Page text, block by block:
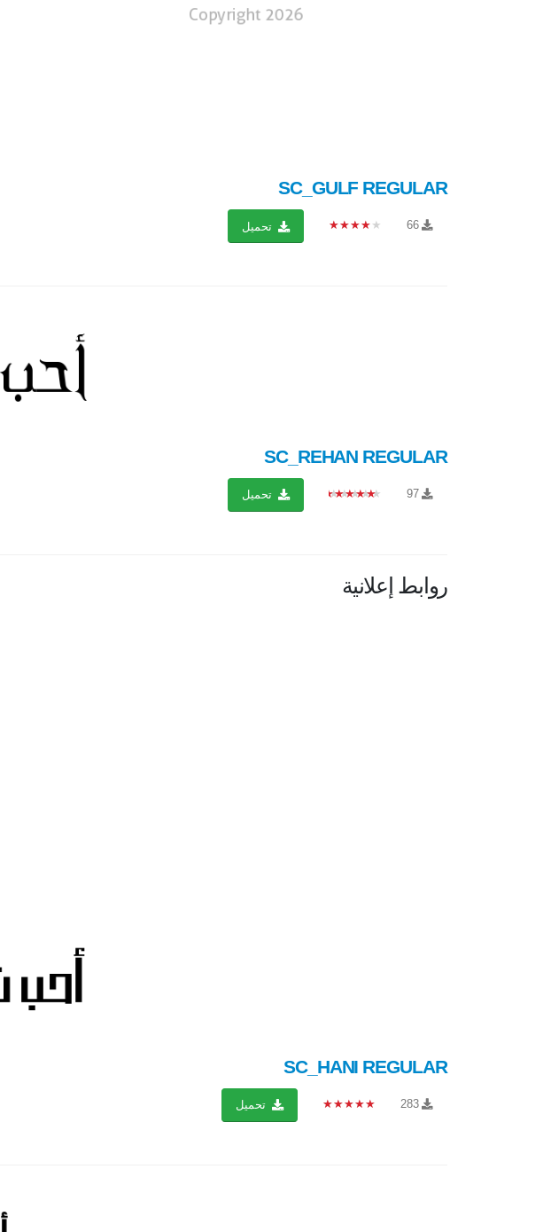
SC_GULF REGULAR
66
★★★★★ تحميل
SC_REHAN REGULAR
97
★★★★★ تحميل
روابط إعلانية
SC_HANI REGULAR
283
★★★★★ تحميل